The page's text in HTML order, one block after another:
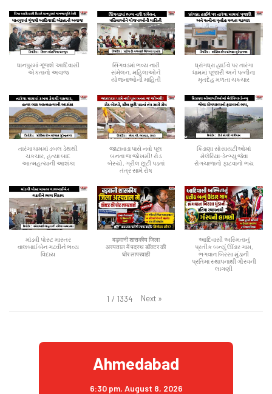
ધાનપુરમાં ગૂંજશે આદિવાસી
એકતાનો અવાજ
સિંગવડમાં ભવ્ય નારી
સંમેલન, મહિલાઓને
યોજનાઓની માહિતી
ધ્રાંગધ્રા હાઈવે પર તારંગા
ધામમાં પૂજારી અને પત્નીના
મૃતદેહ મળતા ચકચાર
તારંગા ધામમાં ડબલ ડેથથી
ચકચાર, હત્યા બાદ
આત્મહત્યાની આશંકા
જાટાવાડા પાસે નવો પૂલ
બનતા જ જોખમી! રોડ
બેસ્યો, ગ્રીલ છૂટી પડતાં
તંત્ર સામે રોષ
કિડાણા સોસાયટીઓમાં
મેલેરિયા-ડેન્ગ્યુ જેવા
રોગચાળાનો ફાટવાનો ભય
માંડવી પોસ્ટ માસ્તર
વાલબાઈબેન ગઢવીને ભવ્ય
વિદાય
बड़वानी शासकीय जिला
अस्पताल में पदस्थ डॉक्टर की
घोर लापरवाही
આદિવાસી અસ્મિતાનું
પ્રતીક બન્યું ઊંડાર ગામ,
ભગવાન બિરસા મુંડાની
પ્રતિમા સ્થાપનાથી ગૌરવની
લાગણી
1 / 1334 Next »
Ahmedabad
6:30 pm, August 8, 2026